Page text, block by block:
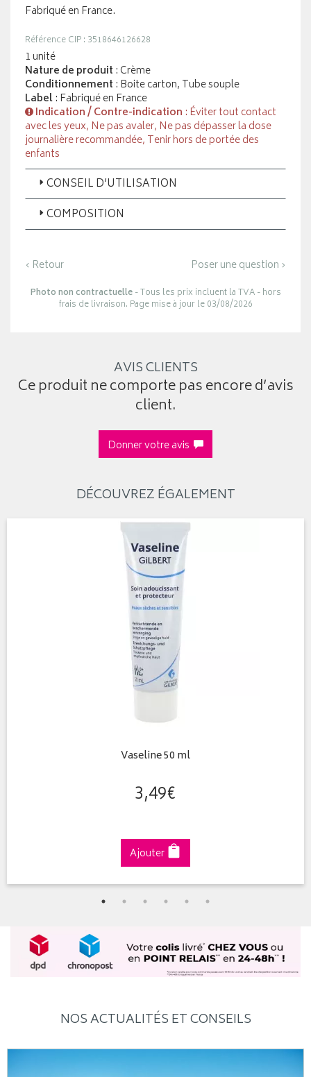
Fabriqué en France.
Référence CIP : 3518646126628
1 unité
Nature de produit : Crème
Conditionnement : Boite carton, Tube souple
Label: Fabriqué en France
Indication / Contre-indication : Éviter tout contact
avec les yeux, Ne pas avaler, Ne pas dépasser la dose
journalière recommandée, Tenir hors de portée des
enfants
CONSEIL D’UTILISATION
COMPOSITION
‹ Retour Poser une question ›
Photo non contractuelle- Tous les prix incluent la TVA - hors
frais de livraison. Page mise à jour le 03/08/2026
AVIS CLIENTS
Ce produit ne comporte pas encore d’avis
client.
Donner votre avis
DÉCOUVREZ ÉGALEMENT
Vaseline 50 ml
3,49€
Ajouter
NOS ACTUALITÉS ET CONSEILS